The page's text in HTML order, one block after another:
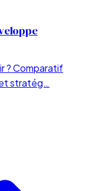
? Comparatif
stratég…